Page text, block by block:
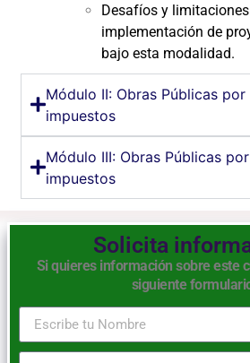
Desafíos y
implementación de
bajo esta modalidad.
Módulo II: Obras Públicas por
impuestos
Módulo III: Obras Públicas por
impuestos
Solicita
Si quieres información sobre este
siguiente